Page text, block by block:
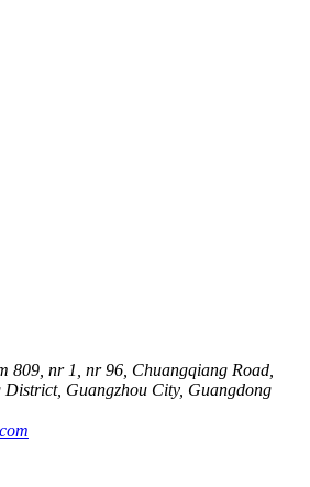
809, nr 1, nr 96, Chuangqiang Road,
District, Guangzhou City, Guangdong